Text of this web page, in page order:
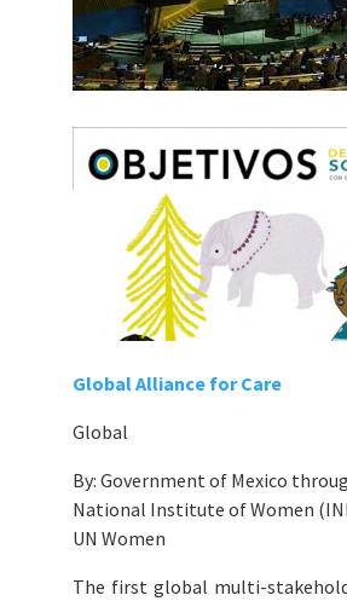
Global Alliance for Care
Global
By: Government of Mexico
National Institute of Women
UN Women
The first global multi-